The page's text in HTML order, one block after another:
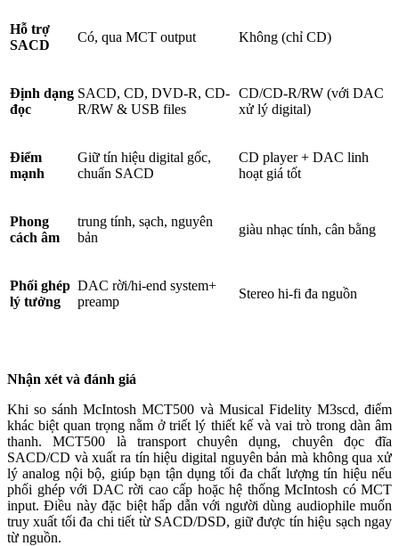
Hỗ trợ
SACD
Có, qua MCT output Không (chỉ CD)
Định dạng
đọc
SACD, CD, DVD-R, CD-
R/RW & USB files
CD/CD-R/RW (với DAC
xử lý digital)
Điểm
mạnh
Giữ tín hiệu digital gốc,
chuẩn SACD
CD player + DAC linh
hoạt giá tốt
Phong
cách âm
trung tính, sạch, nguyên
bản
giàu nhạc tính, cân bằng
Phối ghép
lý tưởng
DAC rời/hi-end system+
preamp
Stereo hi-fi đa nguồn
Nhận xét và đánh giá
Khi so sánh McIntosh MCT500 và Musical Fidelity M3scd, điểm
khác biệt quan trọng nằm ở triết lý thiết kế và vai trò trong dàn âm
thanh. MCT500 là transport chuyên dụng, chuyên đọc đĩa
SACD/CD và xuất ra tín hiệu digital nguyên bản mà không qua xử
lý analog nội bộ, giúp bạn tận dụng tối đa chất lượng tín hiệu nếu
phối ghép với DAC rời cao cấp hoặc hệ thống McIntosh có MCT
input. Điều này đặc biệt hấp dẫn với người dùng audiophile muốn
truy xuất tối đa chi tiết từ SACD/DSD, giữ được tín hiệu sạch ngay
từ nguồn.